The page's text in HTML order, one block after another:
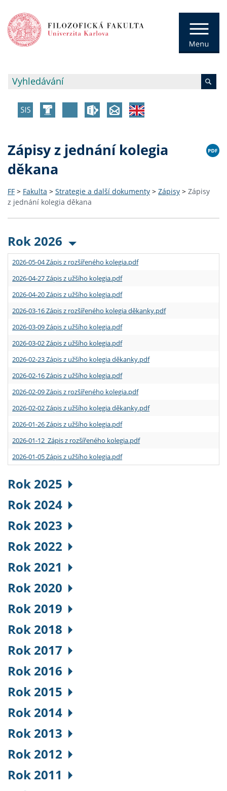
Zápisy z jednání kolegia
děkana
FF > Fakulta > Strategie a další dokumenty > Zápisy > Zápisy
z jednání kolegia děkana
Rok 2026
2026-05-04 Zápis z rozšířeného kolegia.pdf
2026-04-27 Zápis z užšího kolegia.pdf
2026-04-20 Zápis z užšího kolegia.pdf
2026-03-16 Zápis z rozšířeného kolegia děkanky.pdf
2026-03-09 Zápis z užšího kolegia.pdf
2026-03-02 Zápis z užšího kolegia.pdf
2026-02-23 Zápis z užšího kolegia děkanky.pdf
2026-02-16 Zápis z užšího kolegia.pdf
2026-02-09 Zápis z rozšířeného kolegia.pdf
2026-02-02 Zápis z užšího kolegia děkanky.pdf
2026-01-26 Zápis z užšího kolegia.pdf
2026-01-12 Zápis z rozšířeného kolegia.pdf
2026-01-05 Zápis z užšího kolegia.pdf
Rok 2025
Rok 2024
Rok 2023
Rok 2022
Rok 2021
Rok 2020
Rok 2019
Rok 2018
Rok 2017
Rok 2016
Rok 2015
Rok 2014
Rok 2013
Rok 2012
Rok 2011